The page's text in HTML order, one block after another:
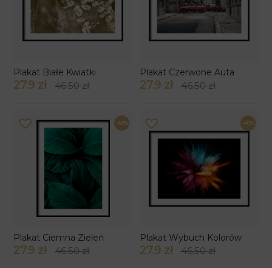
Plakat Białe Kwiatki
27.9 zł 46.50 zł
Plakat Czerwone Auta
27.9 zł 46.50 zł
-40%
Plakat Ciemna Zieleń
27.9 zł 46.50 zł
-40%
Plakat Wybuch Kolorów
27.9 zł 46.50 zł